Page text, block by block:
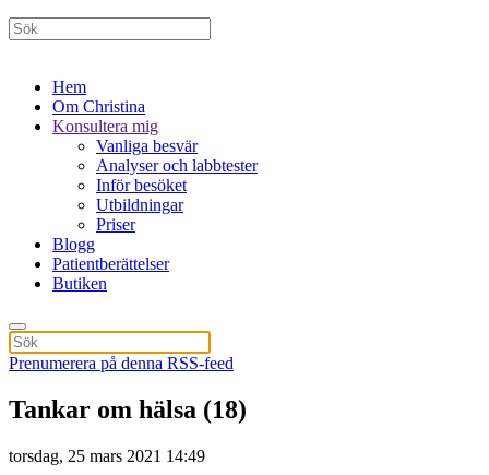
Hem
Om Christina
Konsultera mig
Vanliga besvär
Analyser och labbtester
Inför besöket
Utbildningar
Priser
Blogg
Patientberättelser
Butiken
Prenumerera på denna RSS-feed
Tankar om hälsa (18)
torsdag, 25 mars 2021 14:49